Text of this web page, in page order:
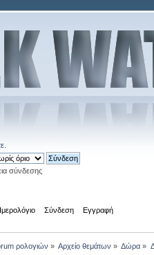
.
σύνδεσης
Σύνδεση Εγγραφή
ρολογιών » Αρχείο θεμάτων » Δώρα »